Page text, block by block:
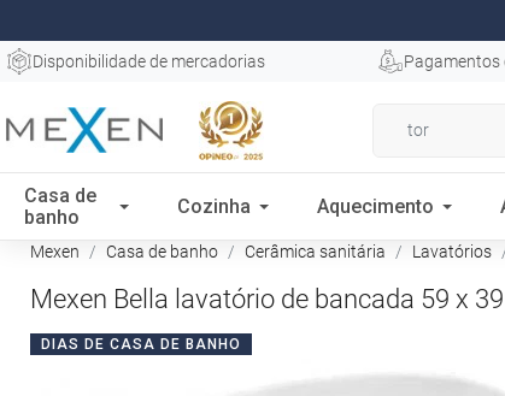
Disponibilidade de mercadorias Pagamentos
Casa de
banho
Cozinha Aquecimento
Mexen Casa de banho Cerâmica sanitária Lavatórios
Mexen Bella lavatório de bancada 59 x
DIAS DE CASA DE BANHO